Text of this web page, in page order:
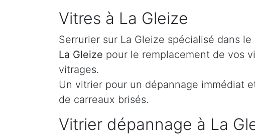
Vitres à La Gleize
Serrurier sur La Gleize spécialisé dans
La Gleize pour le remplacement de vos
vitrages.
Un vitrier pour un dépannage immédiat
de carreaux brisés.
Vitrier dépannage à La